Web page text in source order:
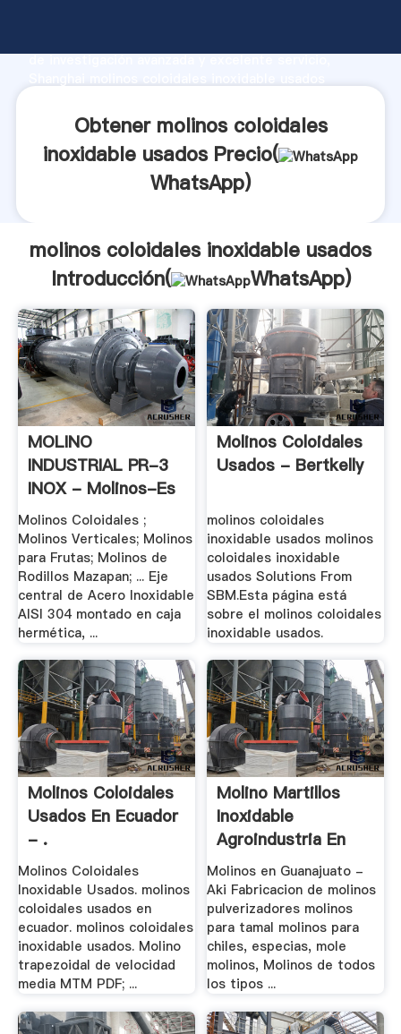
de investigación avanzada y excelente servicio,
clientes.Obtener molinos coloidales
inoxidable usados Precio(
WhatsApp)
molinos coloidales inoxidable usados
Introducción(
WhatsApp)
MOLINO
INDUSTRIAL PR-3
INOX - Molinos-Es
Molinos Coloidales ;
Molinos Verticales; Molinos
para Frutas; Molinos de
Rodillos Mazapan; ... Eje
central de Acero Inoxidable
AISI 304 montado en caja
hermética, ...
Molinos Coloidales
Usados - Bertkelly
molinos coloidales
inoxidable usados molinos
coloidales inoxidable
usados Solutions From
SBM.Esta página está
sobre el molinos coloidales
inoxidable usados.
Molinos Coloidales
Usados En Ecuador
- .
Molinos Coloidales
Inoxidable Usados. molinos
coloidales usados en
ecuador. molinos coloidales
inoxidable usados. Molino
trapezoidal de velocidad
media MTM PDF; ...
Molino Martillos
Inoxidable
Agroindustria En
Chile .
Molinos en Guanajuato -
Aki Fabricacion de molinos
pulverizadores molinos
para tamal molinos para
chiles, especias, mole
molinos, Molinos de todos
los tipos ...